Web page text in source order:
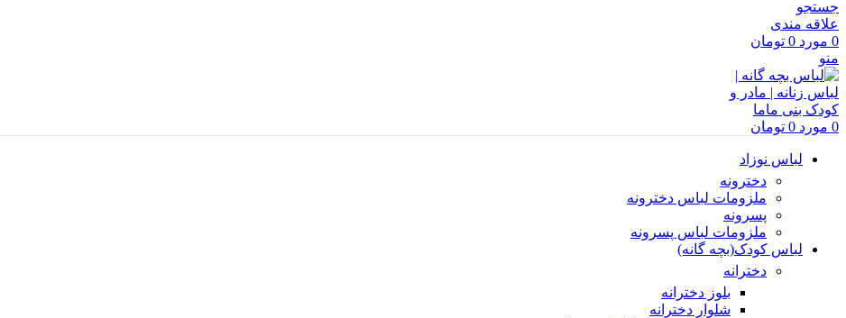
جستجو
علاقه مندی
0 مورد 0 تومان
منو
0 مورد 0 تومان
لباس نوزاد
دخترونه
ملزومات لباس دخترونه
پسرونه
ملزومات لباس پسرونه
لباس کودک(بچه گانه)
دخترانه
بلوز دخترانه
شلوار دخترانه